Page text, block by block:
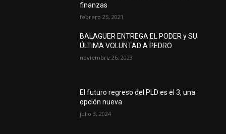
finanzas
febrero 25, 2021
BALAGUER ENTREGA EL PODER y SU
ÚLTIMA VOLUNTAD A PEDRO
noviembre 26, 2023
El futuro regreso del PLD es el 3, una
opción nueva
julio 3, 2024